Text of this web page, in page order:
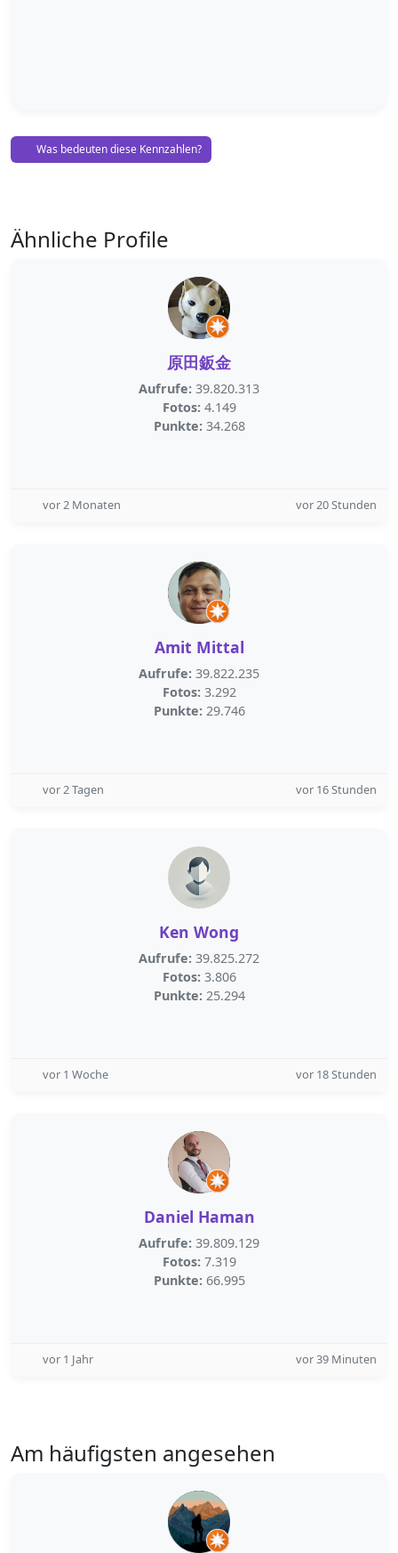
Was bedeuten diese Kennzahlen?
Ähnliche Profile
原田鈑金
Aufrufe: 39.820.313
Fotos: 4.149
Punkte: 34.268
vor 2 Monaten vor 20 Stunden
Amit Mittal
Aufrufe: 39.822.235
Fotos: 3.292
Punkte: 29.746
vor 2 Tagen vor 16 Stunden
Ken Wong
Aufrufe: 39.825.272
Fotos: 3.806
Punkte: 25.294
vor 1 Woche vor 18 Stunden
Daniel Haman
Aufrufe: 39.809.129
Fotos: 7.319
Punkte: 66.995
vor 1 Jahr vor 39 Minuten
Am häufigsten angesehen